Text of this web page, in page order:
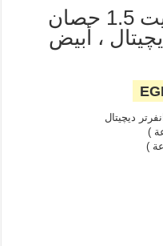
تكييف هايسنس اسبليت 1.5 حصان
، أبيض
الحالي
هو: